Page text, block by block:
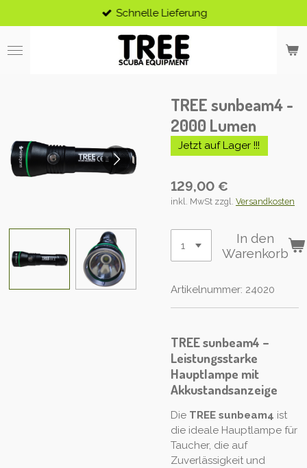
Hauptinhalt
springen
Schnelle Lieferung
TREE sunbeam4 -
2000 Lumen
Jetzt auf Lager !!!
129,00 €
inkl. MwSt zzgl. Versandkosten
In den
Warenkorb
Artikelnummer: 24020
TREE sunbeam4 –
Leistungsstarke
Hauptlampe mit
Akkustandsanzeige
Die TREE sunbeam4 ist
die ideale Hauptlampe für
Taucher, die auf
Zuverlässigkeit und